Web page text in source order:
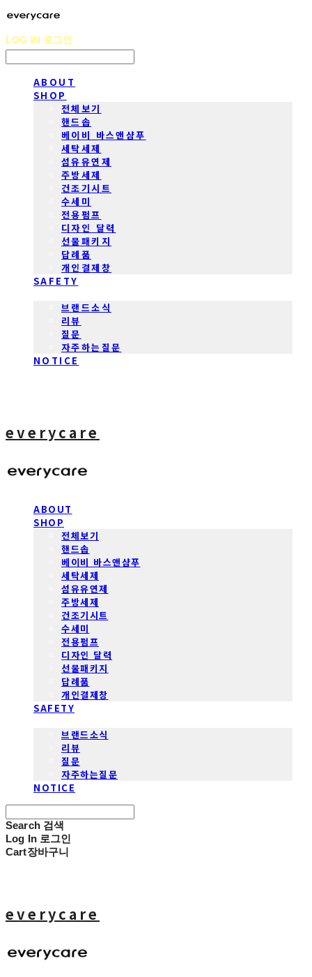
LOG IN 로그인
ABOUT
SHOP
전체보기
핸드솝
베이비 바스앤샴푸
세탁세제
섬유유연제
주방세제
건조기시트
수세미
전용펌프
디자인 달력
선물패키지
답례품
개인결제창
SAFETY
브랜드소식
리뷰
질문
자주하는질문
NOTICE
everycare
ABOUT
SHOP
전체보기
핸드솝
베이비 바스앤샴푸
세탁세제
섬유유연제
주방세제
건조기시트
수세미
전용펌프
디자인 달력
선물패키지
답례품
개인결제창
SAFETY
브랜드소식
리뷰
질문
자주하는질문
NOTICE
Search 검색
Log In 로그인
Cart장바구니
everycare